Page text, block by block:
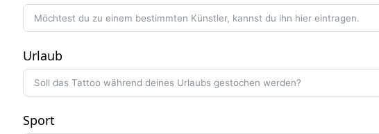
Urlaub
Sport